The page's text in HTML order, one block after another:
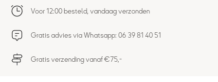
Voor 12:00 besteld, vandaag verzonden
Gratis advies via Whatsapp: 06 39 81 40 51
Gratis verzending vanaf €75,-